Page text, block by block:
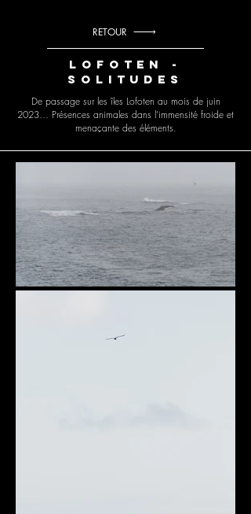
RETOUR
Lofoten -
Solitudes
De passage sur les îles Lofoten au mois de juin
2023… Présences animales dans l’immensité froide et
menaçante des éléments.